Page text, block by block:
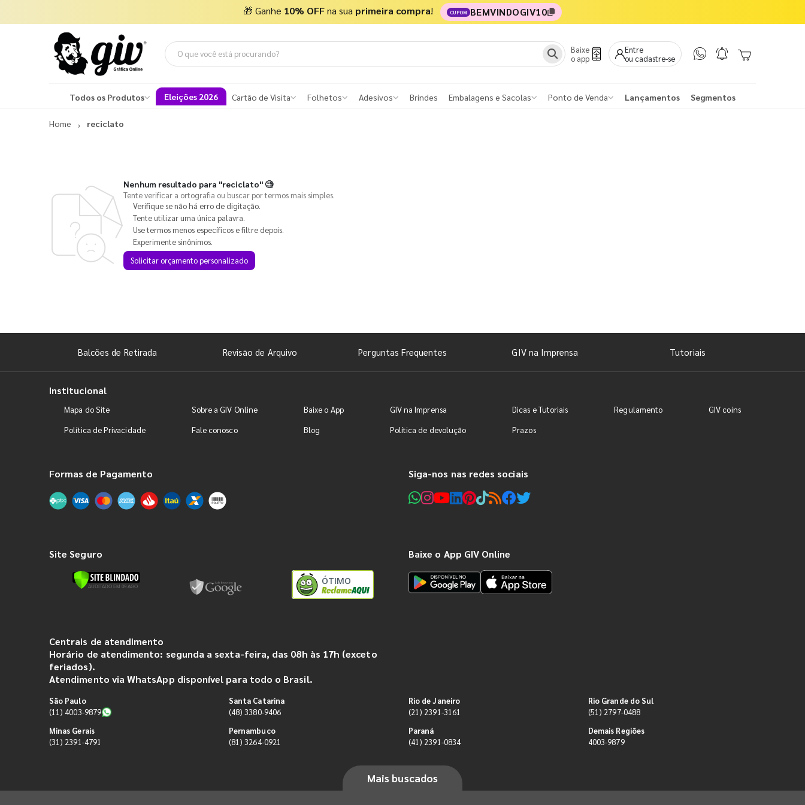
🎁 Ganhe 10% OFFna sua primeira compra! CUPOM BEMVINDOGIV10
Baixe
o app
Entre
ou cadastre-se
Todos os Produtos Eleições 2026 Cartão de Visita Folhetos Adesivos Brindes Embalagens e Sacolas Ponto de Venda Lançamentos Segmentos
Home reciclato
Nenhum resultado para "reciclato"🧐
Tente verificar a ortografia ou buscar por termos mais simples.
Verifique se não há erro de digitação.
Tente utilizar uma única palavra.
Use termos menos específicos e filtre depois.
Experimente sinônimos.
Solicitar orçamento personalizado
Balcões de Retirada Revisão de Arquivo Perguntas Frequentes GIV na Imprensa Tutoriais
Institucional
Mapa do Site Sobre a GIV Online Baixe o App GIV na Imprensa Dicas e Tutoriais Regulamento
GIV coins
Política de Privacidade
Fale conosco Blog Política de devolução Prazos
Formas de Pagamento Siga-nos nas redes sociais
Site Seguro
ÓTIMO
Baixe o App GIV Online
Centrais de atendimento
Horário de atendimento: segunda a sexta-feira, das 08h às 17h (exceto
feriados).
Atendimento via WhatsApp disponível para todo o Brasil.
São Paulo
(11) 4003-9879
Minas Gerais
(31) 2391-4791
Santa Catarina
(48) 3380-9406
Pernambuco
(81) 3264-0921
Rio de Janeiro
(21) 2391-3161
Paraná
(41) 2391-0834
Rio Grande do Sul
(51) 2797-0488
Demais Regiões
4003-9879
Mais buscados